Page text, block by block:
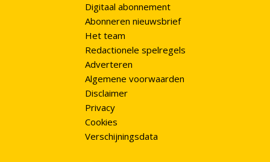
Digitaal abonnement
Abonneren nieuwsbrief
Het team
Redactionele spelregels
Adverteren
Algemene voorwaarden
Disclaimer
Privacy
Cookies
Verschijningsdata